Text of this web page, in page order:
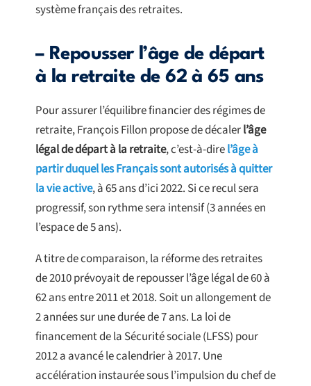
système français des retraites.
– Repousser l’âge de départ
à la retraite de 62 à 65 ans
Pour assurer l’équilibre financier des régimes de
retraite, François Fillon propose de décalerl’âge
légal de départ à la retraite, c’est-à-direl’âge à
partir duquel les Français sont autorisés à quitter
la vie active, à 65 ans d’ici 2022. Si ce recul sera
progressif, son rythme sera intensif (3 années en
l’espace de 5 ans).
A titre de comparaison, la réforme des retraites
de 2010 prévoyait de repousser l’âge légal de 60 à
62 ans entre 2011 et 2018. Soit un allongement de
2 années sur une durée de 7 ans. La loi de
financement de la Sécurité sociale (LFSS) pour
2012 a avancé le calendrier à 2017. Une
accélération instaurée sous l’impulsion du chef de